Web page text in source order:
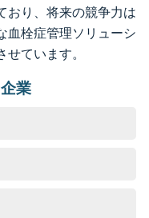
おり、将来の競争力は
血栓症管理ソリューシ
ています。
業